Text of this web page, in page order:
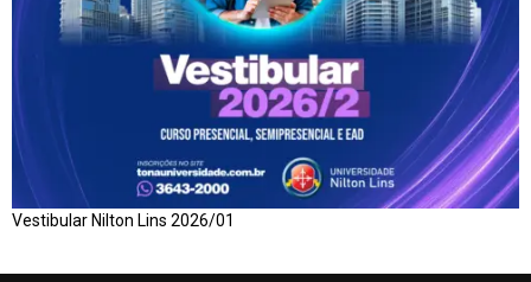
Vestibular Nilton Lins 2026/01